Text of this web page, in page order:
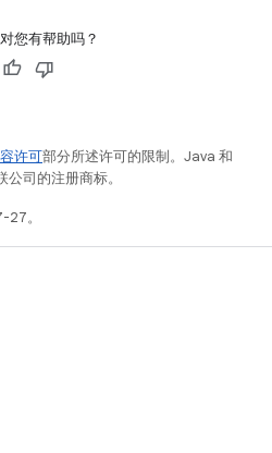
您有帮助吗？
许可部分所述许可的限制。Java 和
司的注册商标。
。